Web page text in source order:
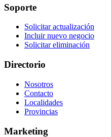
Soporte
Solicitar actualización
Incluir nuevo negocio
Solicitar eliminación
Directorio
Nosotros
Contacto
Localidades
Provincias
Marketing